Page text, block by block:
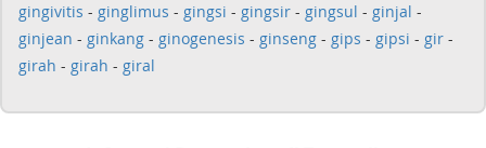
gingivitis - ginglimus - gingsi - gingsir - gingsul - ginjal -
ginjean - ginkang - ginogenesis - ginseng - gips - gipsi - gir -
girah - girah - giral